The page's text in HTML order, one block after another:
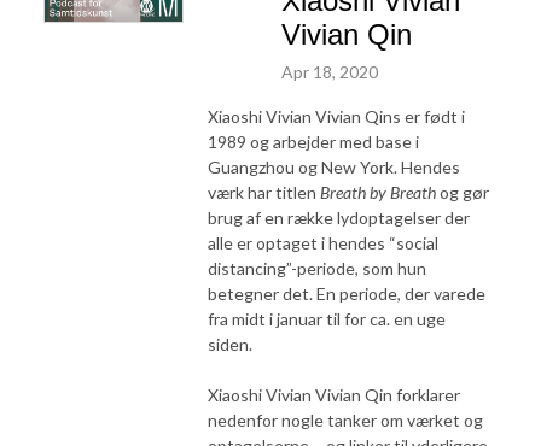
Vivian Qin
Apr 18, 2020
Xiaoshi Vivian Vivian Qins er født i
1989 og arbejder med base i
Guangzhou og New York. Hendes
værk har titlen Breath by Breathog gør
brug af en række lydoptagelser der
alle er optaget i hendes “social
distancing”-periode, som hun
betegner det. En periode, der varede
fra midt i januar til for ca. en uge
siden.
Xiaoshi Vivian Vivian Qin forklarer
nedenfor nogle tanker om værket og